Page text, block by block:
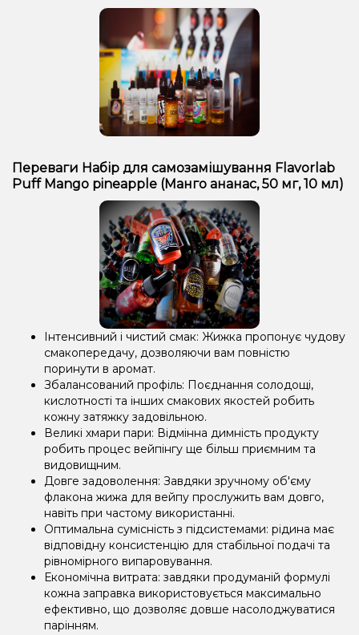
Переваги Набір для самозамішування Flavorlab
Puff Mango pineapple (Манго ананас, 50 ​​мг, 10 мл)
Інтенсивний і чистий смак: Жижка пропонує чудову
смакопередачу, дозволяючи вам повністю
поринути в аромат.
Збалансований профіль: Поєднання солодощі,
кислотності та інших смакових якостей робить
кожну затяжку задовільною.
Великі хмари пари: Відмінна димність продукту
робить процес вейпінгу ще більш приємним та
видовищним.
Довге задоволення: Завдяки зручному об'єму
флакона жижа для вейпу прослужить вам довго,
навіть при частому використанні.
Оптимальна сумісність з підсистемами: рідина має
відповідну консистенцію для стабільної подачі та
рівномірного випаровування.
Економічна витрата: завдяки продуманій формулі
кожна заправка використовується максимально
ефективно, що дозволяє довше насолоджуватися
парінням.